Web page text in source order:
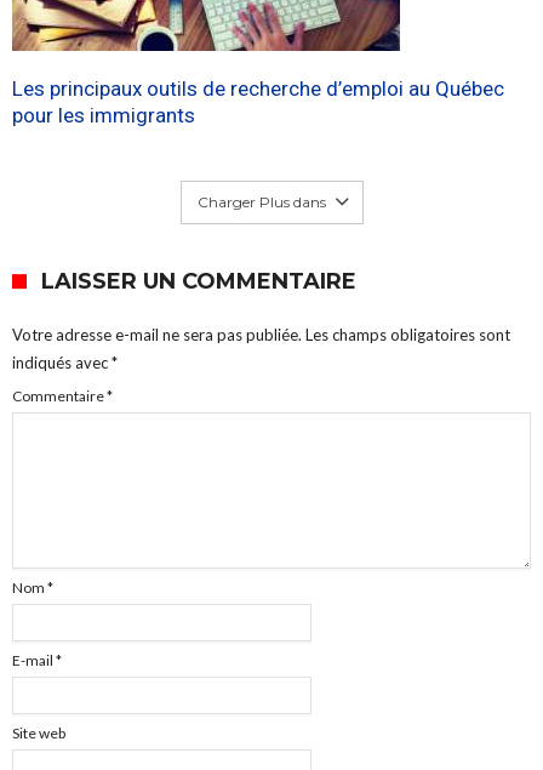
Les principaux outils de recherche d’emploi au Québec
pour les immigrants
Charger Plus dans
LAISSER UN COMMENTAIRE
Votre adresse e-mail ne sera pas publiée. Les champs obligatoires sont
indiqués avec*
Commentaire*
Nom *
E-mail *
Site web